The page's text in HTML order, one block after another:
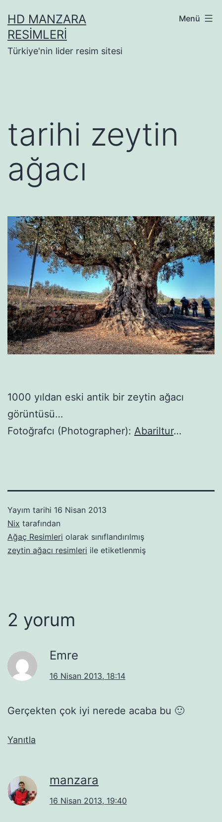
geçHD MANZARA
RESIMLERI
Türkiye'nin lider resim sitesi
Menü
tarihi zeytin
ağacı
1000 yıldan eski antik bir zeytin ağacı
görüntüsü…
Fotoğrafcı (Photographer): Abariltur…
Yayım tarihi 16 Nisan 2013
Nix tarafından
Ağaç Resimleri olarak sınıflandırılmış
zeytin ağacı resimleri ile etiketlenmiş
2 yorum
Emre
16 Nisan 2013, 18:14
Gerçekten çok iyi nerede acaba bu 🙂
Yanıtla
manzara
16 Nisan 2013, 19:40